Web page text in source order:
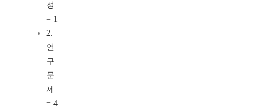
성
= 1
2.
연
구
문
제
= 4